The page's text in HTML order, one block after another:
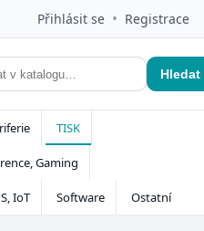
Přihlásit se • Registrace
Hledat
TISK
Gaming
IoT Software Ostatní